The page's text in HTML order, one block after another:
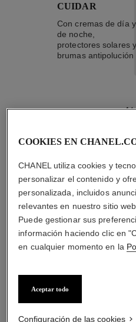
CUIDAR
Con cremas de día y
de noche,
protectores solares y
brumas antipolución
4/
COOKIES EN
CHANEL utiliza cookies y
personalizar el contenido y
personalizada, incluidos
relevantes en nuestro sitio
Puede gestionar sus
información haciendo clic en
en cualquier momento en la
Aceptar todo
Configuración de las cookies